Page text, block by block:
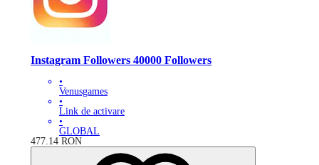
Instagram Followers 40000 Followers
•
Venusgames
•
Link de activare
•
GLOBAL
477.14 RON